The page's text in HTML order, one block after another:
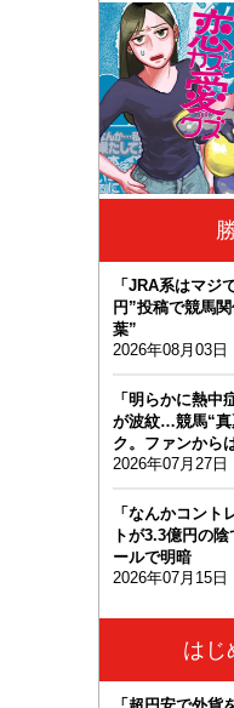
「JRA系はマ
円”投稿で競馬
葉”
2026年08月03日
「明らかに熱中
が波紋…競馬“真
ク。ファンから
2026年07月27日
「なんかコント
トが3.3億円の
ールで明暗
2026年07月15日
はじ